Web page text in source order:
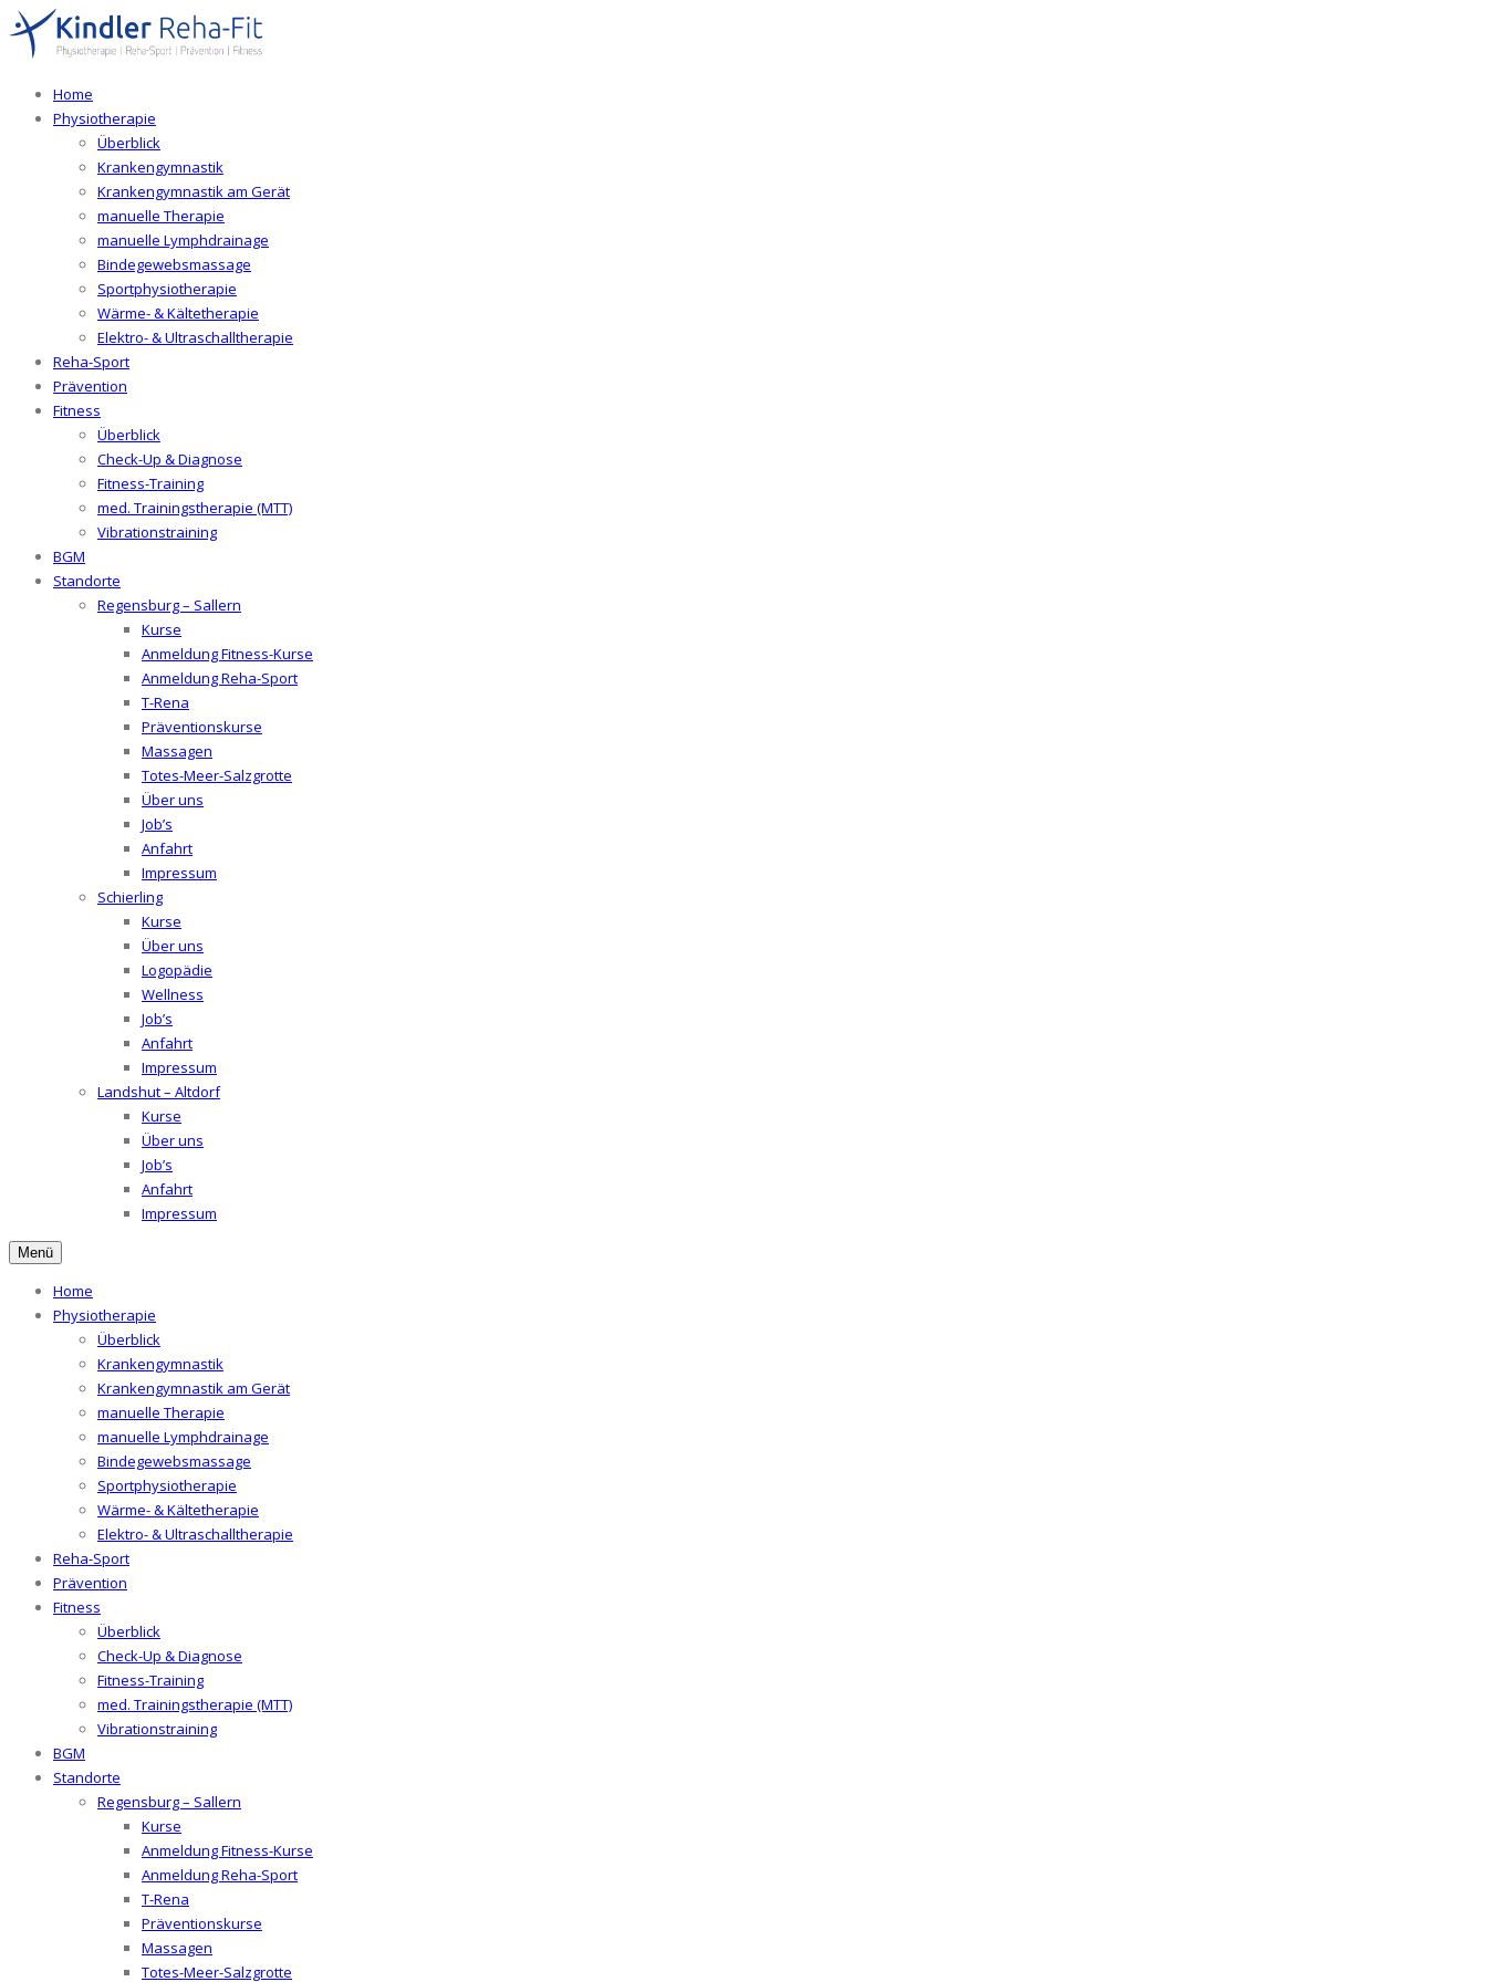
Home
Physiotherapie
Überblick
Krankengymnastik
Krankengymnastik am Gerät
manuelle Therapie
manuelle Lymphdrainage
Bindegewebsmassage
Sportphysiotherapie
Wärme- & Kältetherapie
Elektro- & Ultraschalltherapie
Reha-Sport
Prävention
Fitness
Überblick
Check-Up & Diagnose
Fitness-Training
med. Trainingstherapie (MTT)
Vibrationstraining
BGM
Standorte
Regensburg – Sallern
Kurse
Anmeldung Fitness-Kurse
Anmeldung Reha-Sport
T-Rena
Präventionskurse
Massagen
Totes-Meer-Salzgrotte
Über uns
Job’s
Anfahrt
Impressum
Schierling
Kurse
Über uns
Logopädie
Wellness
Job’s
Anfahrt
Impressum
Landshut – Altdorf
Kurse
Über uns
Job’s
Anfahrt
Impressum
Menü
Home
Physiotherapie
Überblick
Krankengymnastik
Krankengymnastik am Gerät
manuelle Therapie
manuelle Lymphdrainage
Bindegewebsmassage
Sportphysiotherapie
Wärme- & Kältetherapie
Elektro- & Ultraschalltherapie
Reha-Sport
Prävention
Fitness
Überblick
Check-Up & Diagnose
Fitness-Training
med. Trainingstherapie (MTT)
Vibrationstraining
BGM
Standorte
Regensburg – Sallern
Kurse
Anmeldung Fitness-Kurse
Anmeldung Reha-Sport
T-Rena
Präventionskurse
Massagen
Totes-Meer-Salzgrotte